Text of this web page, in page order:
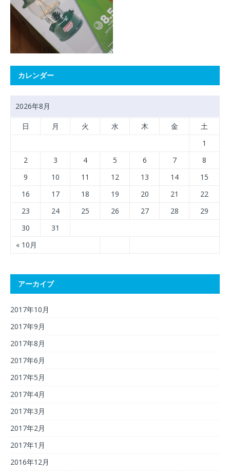
カレンダー
2026年8月
日 月 火 水 木 金 土
« 10月
1
2
3 4 5 6 7
8
9
10 11 12 13 14
15
16
17 18 19 20 21
22
23
24 25 26 27 28
29
30
31
アーカイブ
2017年10月
2017年9月
2017年8月
2017年6月
2017年5月
2017年4月
2017年3月
2017年2月
2017年1月
2016年12月